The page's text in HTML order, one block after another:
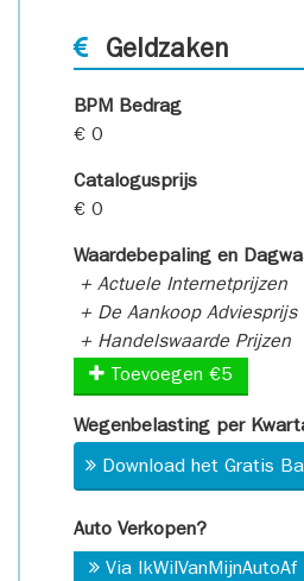
Geldzaken
BPM Bedrag
€ 0
Catalogusprijs
€ 0
Waardebepaling en
+ Actuele Internetprijzen
+ De Aankoop Adviesprijs
+ Handelswaarde Prijzen
Toevoegen €5
Wegenbelasting per
Download het Gratis
Auto Verkopen?
Via IkWilVanMijnAutoAf